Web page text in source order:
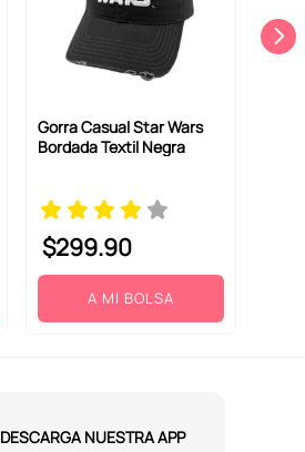
Gorra Casual Star Wars
Bordada Textil Negra
$299.90
A MI BOLSA
DESCARGA NUESTRA APP